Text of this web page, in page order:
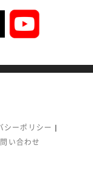
シーポリシー
い合わせ